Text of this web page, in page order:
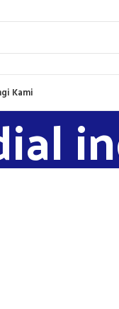
Kami